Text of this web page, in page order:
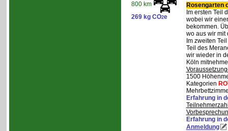
800 km
269 kg CO2e
Rosengarten
Im ersten Teil
wobei wir
bekommen.
wo aus wir mit
Im zweiten
Teil des
wir wieder in
Köln
1500
Kategorien
Erfahrung in
Erfahrung in
Anmeldung